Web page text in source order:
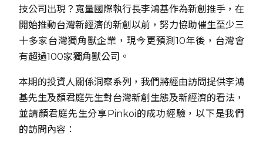
技公司出現？寬量國際執行長李鴻基作為新創推手，在
開始推動台灣新經濟的新創以前，努力協助催生至少三
十多家台灣獨角獸企業，現今更預測10年後，台灣會
有超過100家獨角獸公司。
本期的投資人關係洞察系列，我們將經由訪問提供李鴻
基先生及顏君庭先生對台灣新創生態及新經濟的看法，
並請顏君庭先生分享Pinkoi的成功經驗，以下是我們
的訪問內容：